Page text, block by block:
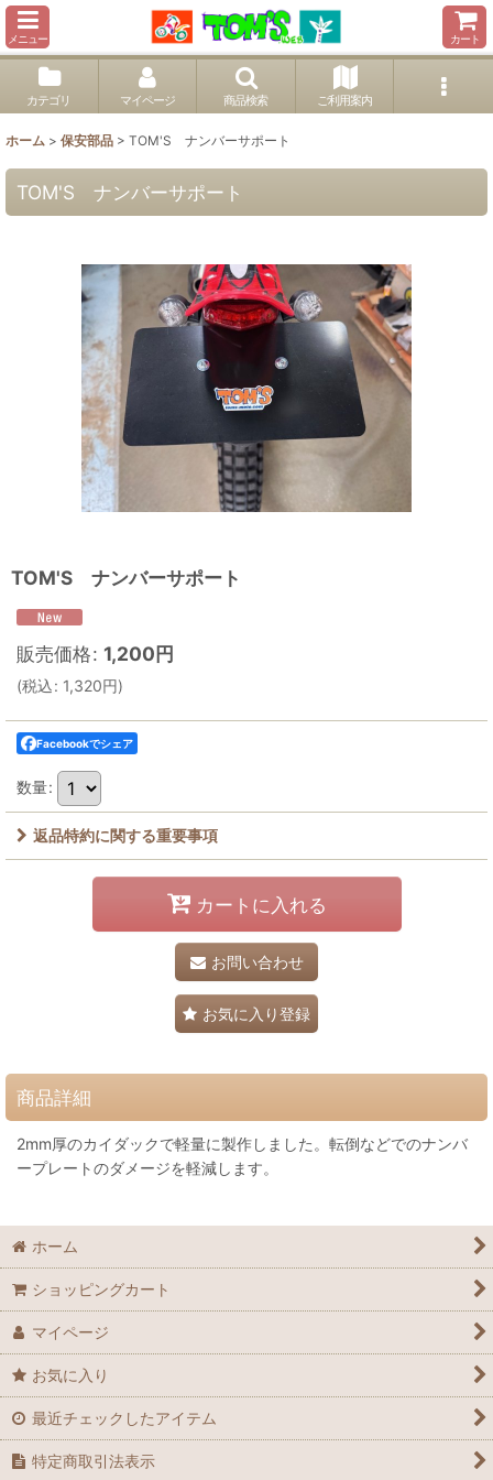
メニュー カート
カテゴリ マイページ 商品検索 ご利用案内
ホーム > 保安部品 > TOM'S ナンバーサポート
TOM'S ナンバーサポート
TOM'S ナンバーサポート
販売価格: 1,200円
(税込: 1,320円)
Facebookでシェア
数量:
返品特約に関する重要事項
カートに入れる
お問い合わせ
お気に入り登録
商品詳細
2mm厚のカイダックで軽量に製作しました。転倒などでのナンバ
ープレートのダメージを軽減します。
ホーム
ショッピングカート
マイページ
お気に入り
最近チェックしたアイテム
特定商取引法表示